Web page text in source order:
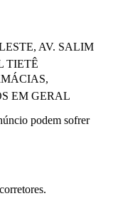
AV. SALIM
TIETÊ
EM GERAL
podem sofrer